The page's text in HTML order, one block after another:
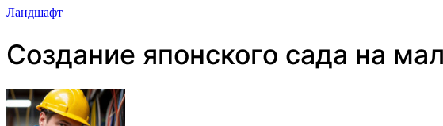
Ландшафт
Создание японского сада на